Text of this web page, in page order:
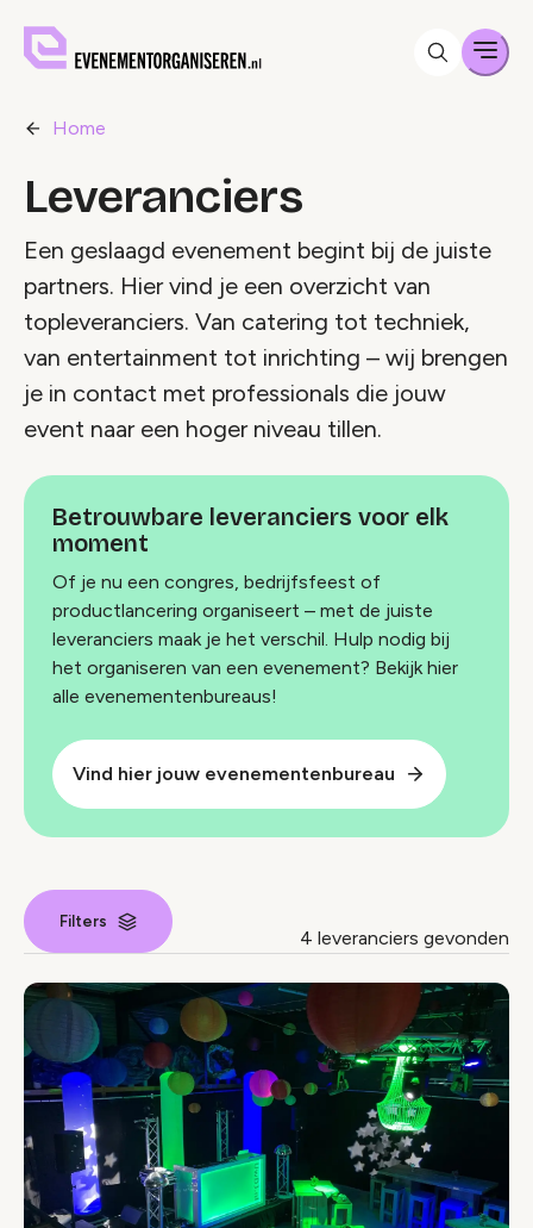
Home
Leveranciers
Een geslaagd evenement begint bij de juiste
partners. Hier vind je een overzicht van
topleveranciers. Van catering tot techniek,
van entertainment tot inrichting – wij brengen
je in contact met professionals die jouw
event naar een hoger niveau tillen.
Betrouwbare leveranciers voor elk
moment
Of je nu een congres, bedrijfsfeest of
productlancering organiseert – met de juiste
leveranciers maak je het verschil. Hulp nodig bij
het organiseren van een evenement? Bekijk hier
alle evenementenbureaus!
Vind hier jouw evenementenbureau
Filters
4 leveranciers gevonden
Leverancier index